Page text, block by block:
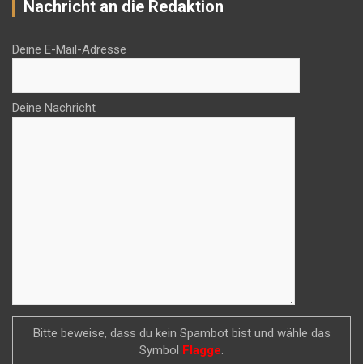
Nachricht an die Redaktion
Deine E-Mail-Adresse
Deine Nachricht
Bitte beweise, dass du kein Spambot bist und wähle das
Symbol Flagge.